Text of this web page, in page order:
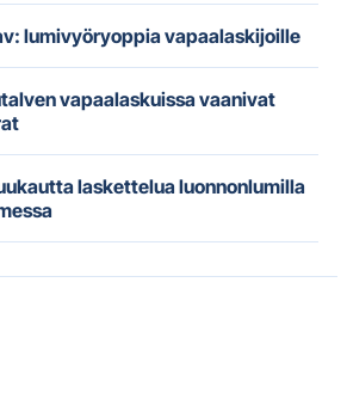
lumivyöryoppia vapaalaskijoille
vapaalaskuissa vaanivat
laskettelua luonnonlumilla